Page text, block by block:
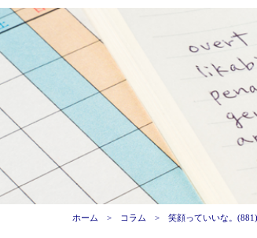
ホーム コラム 笑顔っていいな。(881)